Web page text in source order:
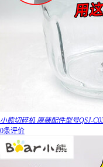
小熊切碎机 原装配件型号QSJ-
0条评价